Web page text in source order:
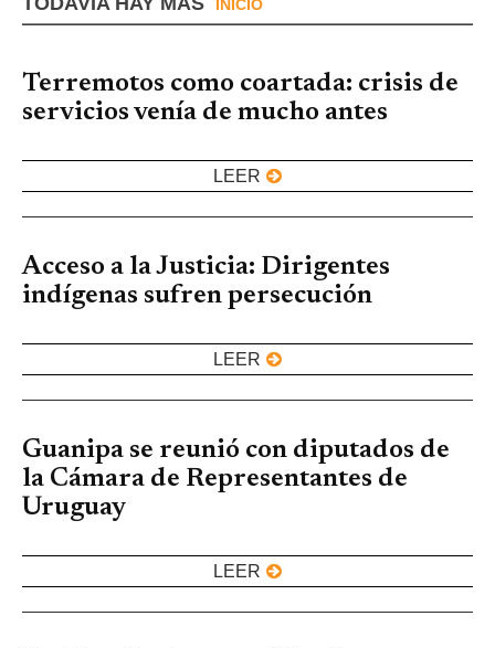
INICIO
Terremotos como coartada: crisis de
servicios venía de mucho antes
LEER
Acceso a la Justicia: Dirigentes
indígenas sufren persecución
LEER
Guanipa se reunió con diputados de
la Cámara de Representantes de
Uruguay
LEER